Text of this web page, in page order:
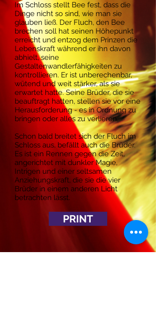
Im Schloss stellt Bee fest, dass die
Dinge nicht so sind, wie man sie
glauben ließ. Der Fluch, den Bee
brechen soll hat seinen Höhepunkt
erreicht und entzog dem Prinzen die
Lebenskraft während er ihn davon
abhielt, seine
Gestaltenwandlerfähigkeiten zu
kontrollieren. Er ist unberechenbar,
wütend und weit stärker, als sie
erwartet hatte. Seine Brüder, die sie
beauftragt hatten, stellen sie vor eine
Herausforderung - es in Ordnung zu
bringen oder alles zu verlieren.
Schon bald breitet sich der Fluch im
Schloss aus, befällt auch die Brüder.
Es ist ein Rennen gegen die Zeit,
angerichtet mit dunkler Magie,
Intrigen und einer seltsamen
Anziehungskraft, die sie die vier
Brüder in einem anderen Licht
betrachten lässt.
PRINT